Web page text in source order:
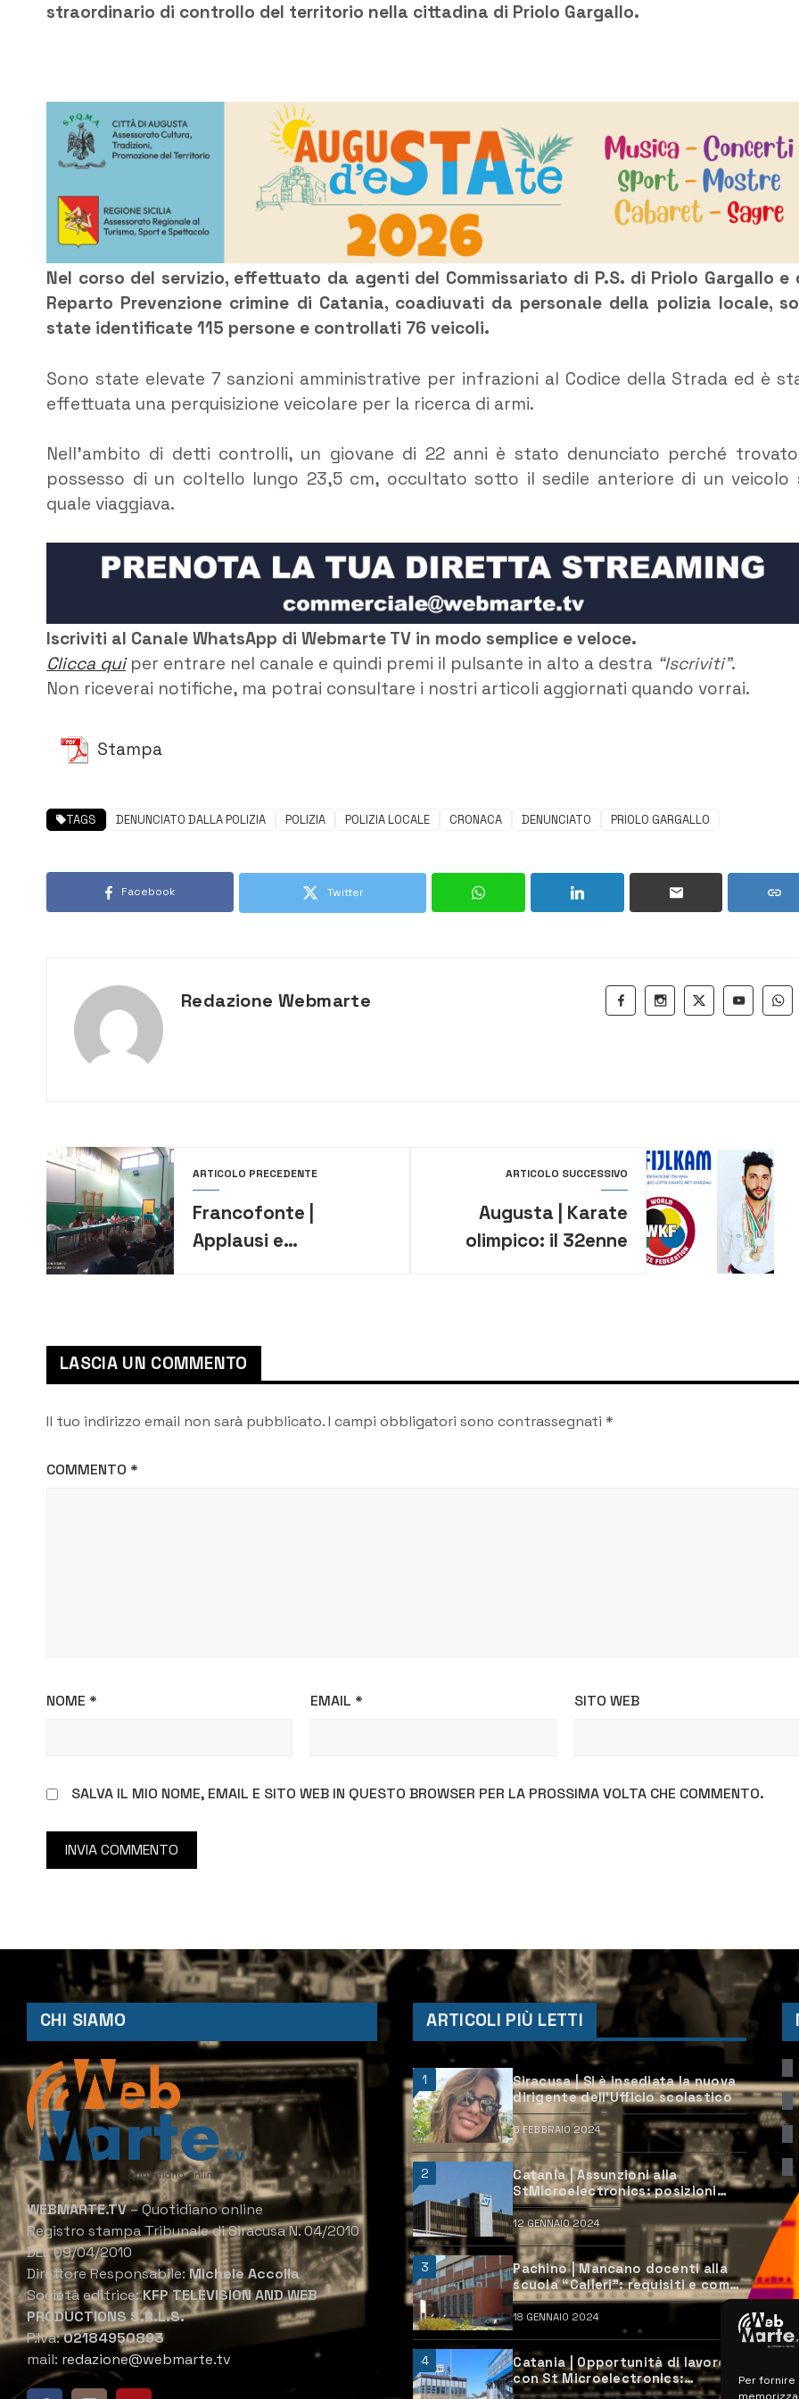
Per
straordinario di controllo del territorio nella cittadina di Priolo Gargallo.
Nel corso del servizio, effettuato da agenti del Commissariato di P.S. di Priolo Gargallo e
Reparto Prevenzione crimine di Catania, coadiuvati da personale della polizia locale,
state identificate 115 persone e controllati 76 veicoli.
Sono state elevate 7 sanzioni amministrative per infrazioni al Codice della Strada ed è
effettuata una perquisizione veicolare per la ricerca di armi.
Nell’ambito di detti controlli, un giovane di 22 anni è stato denunciato perché
possesso di un coltello lungo 23,5 cm, occultato sotto il sedile anteriore di un veicolo
quale viaggiava.
Iscriviti al Canale WhatsApp di Webmarte TV in modo semplice e veloce.
Clicca quiper entrare nel canale e quindi premi il pulsante in alto a destra “Iscriviti”.
Non riceverai notifiche, ma potrai consultare i nostri articoli aggiornati quando vorrai.
Stampa
TAGS DENUNCIATO DALLA POLIZIA POLIZIA POLIZIA LOCALE CRONACA DENUNCIATO PRIOLO GARGALLO
Facebook Twitter
Redazione Webmarte
ARTICOLO PRECEDENTE
Francofonte |
Applausi e
ARTICOLO SUCCESSIVO
Augusta | Karate
olimpico: il 32enne
LASCIA UN COMMENTO
Il tuo indirizzo email non sarà pubblicato.I campi obbligatori sono contrassegnati *
COMMENTO *
NOME * EMAIL * SITO WEB
SALVA IL MIO NOME, EMAIL E SITO WEB IN QUESTO BROWSER PER LA PROSSIMA VOLTA CHE COMMENTO.
CHI SIAMO
WEBMARTE.TV– Quotidiano online
Registro stampa Tribunale di Siracusa N. 04/2010
DEL 09/04/2010
Direttore Responsabile:Michele Accolla
Società editrice:KFP TELEVISION AND WEB
PRODUCTIONS S.R.L.S.
P.Iva:02184950893
mail: redazione@webmarte.tv
ARTICOLI PIÙ LETTI
1
Siracusa | Si è insediata la nuova
dirigente dell’Ufficio scolastico
6 FEBBRAIO 2024
2
Catania | Assunzioni alla
StMicroelectronics: posizioni
aperte e come candidarsi
12 GENNAIO 2024
3
Pachino | Mancano docenti alla
scuola “Calleri”: requisiti e come
candidarsi
18 GENNAIO 2024
4
Catania | Opportunità di lavoro
con St Microelectronics:
centinaia di assunzioni previste